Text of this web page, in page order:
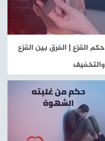
حكم القزع | الفرق بين القزع
والتخفيف